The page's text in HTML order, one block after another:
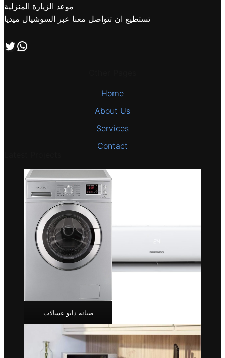
موعد الزيارة المنزلية
تستطيع ان تتواصل معنا عبر السوشيال ميديا
تابعنا علي صفحة التويتر اتصل بنا علي طريق الوتساب
Home
About Us
Services
Contact
صيانة دايو غسالات